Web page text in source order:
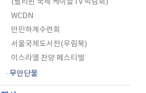
(필리핀 국제 케이블TV 박람회)
WCDN
만민하계수련회
서울국제도서전(우림북)
이스라엘 찬양 페스티벌
- 무안단물